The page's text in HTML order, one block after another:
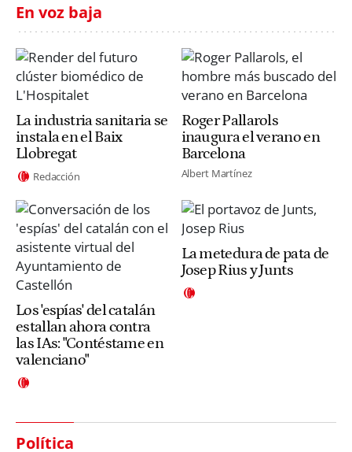
En voz baja
La industria sanitaria se
instala en el Baix
Llobregat
Redacción
Roger Pallarols
inaugura el verano en
Barcelona
Albert Martínez
Los 'espías' del catalán
estallan ahora contra
las IAs: "Contéstame en
valenciano"
La metedura de pata de
Josep Rius y Junts
Política